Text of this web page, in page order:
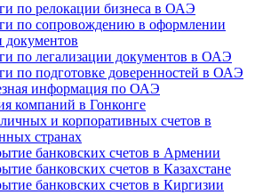
по релокации бизнеса в ОАЭ
по сопровождению в оформлении
документов
по легализации документов в ОАЭ
по подготовке доверенностей в ОАЭ
информация по ОАЭ
компаний в Гонконге
и корпоративных счетов в
странах
банковских счетов в Армении
банковских счетов в Казахстане
банковских счетов в Киргизии